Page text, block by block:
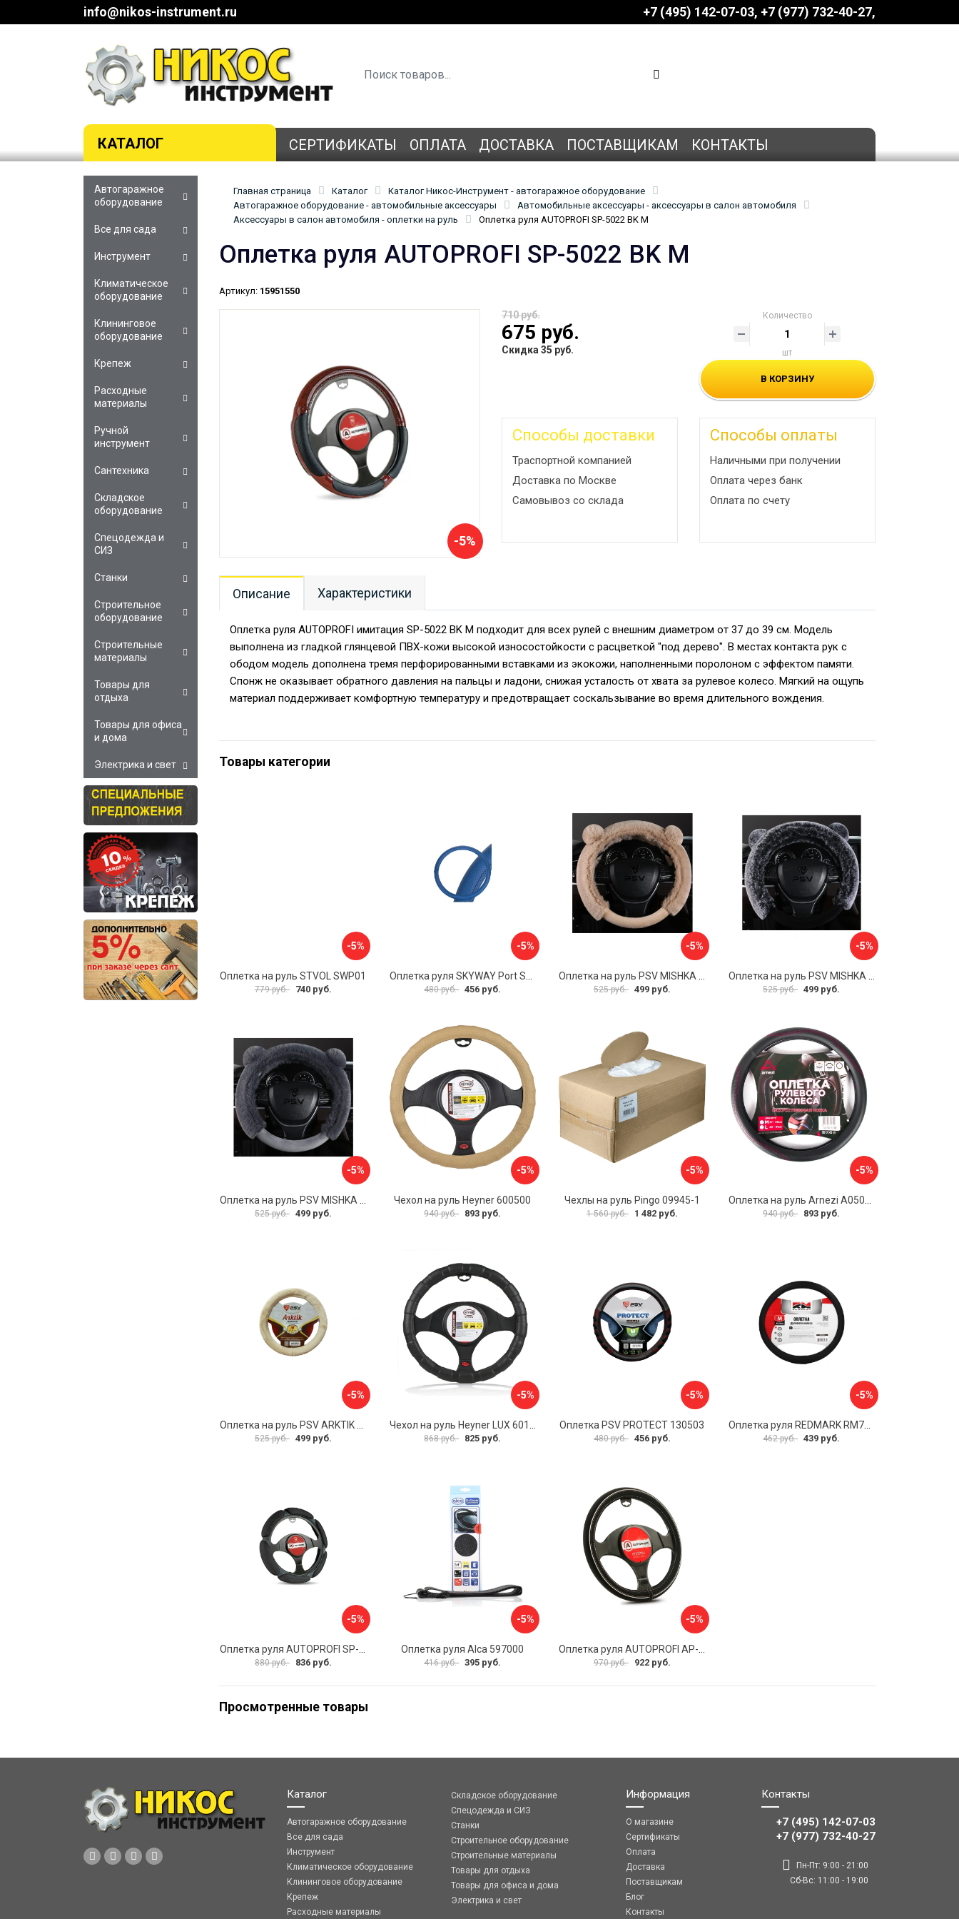
info@nikos-instrument.ru +7 (495) 142-07-03 ‎‎+7 (977) 732-40-27
КАТАЛОГ СЕРТИФИКАТЫ ОПЛАТА ДОСТАВКА ПОСТАВЩИКАМ КОНТАКТЫ
Главная страница Каталог
Каталог Никос-Инструмент - автогаражное оборудование
Автогаражное оборудование - автомобильные аксессуары
Автомобильные аксессуары - аксессуары в салон автомобиля
Аксессуары в салон автомобиля - оплетки на руль
Оплетка руля AUTOPROFI SP-5022 BK M
Оплетка руля AUTOPROFI SP-5022 BK M
Артикул: 15951550
-5%
710 руб.
675 руб.
Скидка 35 руб.
Количество
шт
В КОРЗИНУ
Способы доставки
Траспортной компанией
Доставка по Москве
Самовывоз со склада
Способы оплаты
Наличными при получении
Оплата через банк
Оплата по счету
Описание Характеристики
Оплетка руля AUTOPROFI имитация SP-5022 BK M подходит для всех рулей с внешним диаметром от 37 до 39 см. Модель
выполнена из гладкой глянцевой ПВХ-кожи высокой износостойкости с расцветкой "под дерево". В местах контакта рук с
ободом модель дополнена тремя перфорированными вставками из экокожи, наполненными поролоном с эффектом памяти.
Спонж не оказывает обратного давления на пальцы и ладони, снижая усталость от хвата за рулевое колесо. Мягкий на ощупь
материал поддерживает комфортную температуру и предотвращает соскальзывание во время длительного вождения.
Товары категории
-5%
Оплетка на руль STVOL SWP01
779 руб. 740 руб.
-5%
480 руб. 456 руб.
-5%
525 руб. 499 руб.
-5%
525 руб. 499 руб.
-5%
Оплетка на руль PSV MISHKA Premium 136096
525 руб. 499 руб.
-5%
Чехол на руль Heyner 600500
940 руб. 893 руб.
-5%
Чехлы на руль Pingo 09945-1
1 560 руб. 1 482 руб.
-5%
Оплетка на руль Arnezi A0501040
940 руб. 893 руб.
-5%
525 руб. 499 руб.
-5%
868 руб. 825 руб.
-5%
Оплетка PSV PROTECT 130503
480 руб. 456 руб.
-5%
Оплетка руля REDMARK RM78002
462 руб. 439 руб.
-5%
880 руб. 836 руб.
-5%
Оплетка руля Alca 597000
416 руб. 395 руб.
-5%
970 руб. 922 руб.
Просмотренные товары
Автогаражное
оборудование
Все для сада
Инструмент
Климатическое
оборудование
Клининговое
оборудование
Крепеж
Расходные
материалы
Ручной
инструмент
Сантехника
Складское
оборудование
Спецодежда и
СИЗ
Станки
Строительное
оборудование
Строительные
материалы
Товары для
отдыха
Товары для офиса
и дома
Электрика и свет
Каталог
Автогаражное оборудование
Все для сада
Инструмент
Климатическое оборудование
Клининговое оборудование
Крепеж
Расходные материалы
Складское оборудование
Спецодежда и СИЗ
Станки
Строительное оборудование
Строительные материалы
Товары для отдыха
Товары для офиса и дома
Электрика и свет
Информация
О магазине
Сертификаты
Оплата
Доставка
Поставщикам
Блог
Контакты
Контакты
+7 (495) 142-07-03
‎‎+7 (977) 732-40-27
Пн-Пт: 9:00 - 21:00
Сб-Вс: 11:00 - 19:00